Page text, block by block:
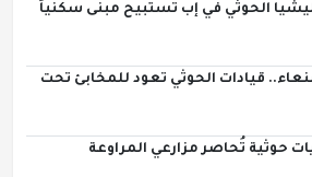
الحوثي في إب تستبيح مبنى سكنياً
قيادات الحوثي تعود للمخابئ تحت
حوثية تُحاصر مزارعي المراوعة